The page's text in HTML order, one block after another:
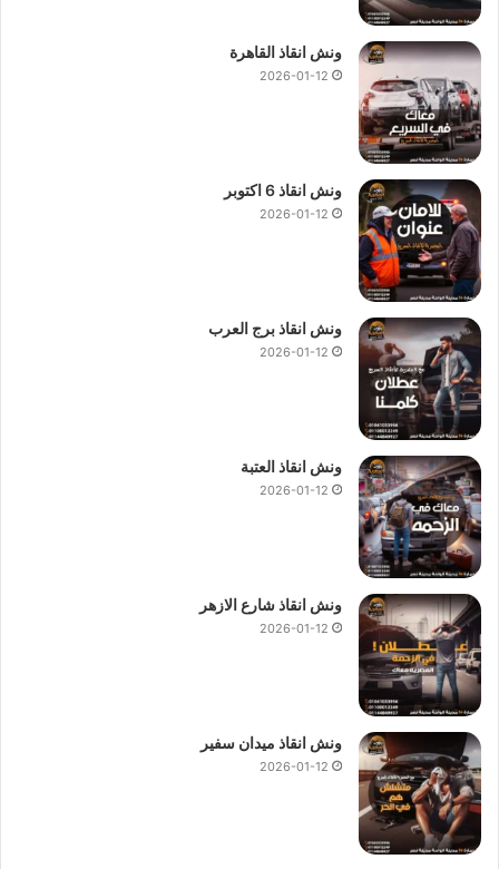
ونش انقاذ القاهرة
2026-01-12
ونش انقاذ 6 اكتوبر
2026-01-12
ونش انقاذ برج العرب
2026-01-12
ونش انقاذ العتبة
2026-01-12
ونش انقاذ شارع الازهر
2026-01-12
ونش انقاذ ميدان سفير
2026-01-12